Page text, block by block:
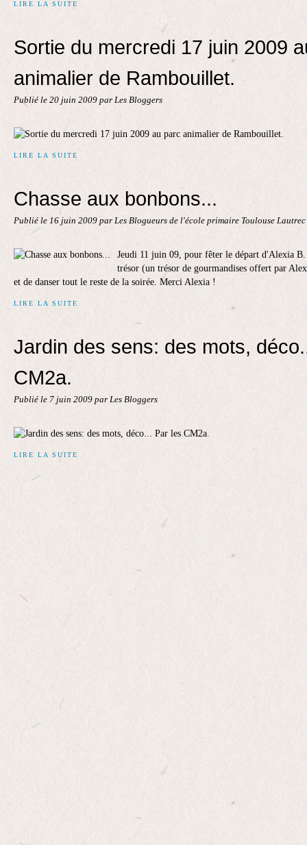
LIRE LA SUITE
Sortie du mercredi 17 juin 2009
animalier de Rambouillet.
Publié le 20 juin 2009 par Les Bloggers
LIRE LA SUITE
Chasse aux bonbons...
Publié le 16 juin 2009 par Les Blogueurs de l'école primaire Toulouse Lautrec
Jeudi 11 juin 09, pour fêter le départ d'Alexia B.
trésor (un trésor de gourmandises offert par
et de danser tout le reste de la soirée. Merci Alexia !
LIRE LA SUITE
Jardin des sens: des mots,
CM2a.
Publié le 7 juin 2009 par Les Bloggers
LIRE LA SUITE